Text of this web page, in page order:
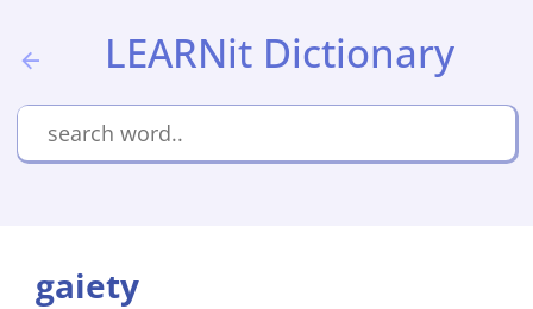
LEARNit Dictionary
gaiety